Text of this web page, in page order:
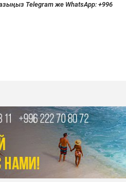
Telegram же WhatsApp: +996